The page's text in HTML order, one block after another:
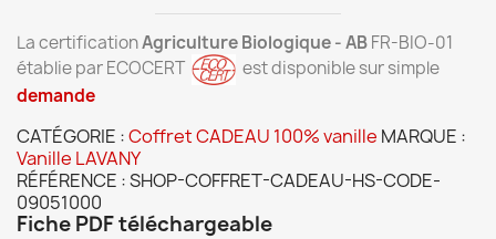
La certificationAgriculture Biologique - ABFR-BIO-01
établie par ECOCERT
est disponible sur simple
demande
CATÉGORIE :Coffret CADEAU 100% vanille MARQUE :
Vanille LAVANY
RÉFÉRENCE :SHOP-COFFRET-CADEAU-HS-CODE-
09051000
Fiche PDF téléchargeable